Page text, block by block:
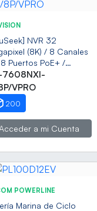
NVR 32
(8K) / 8 Canales
8 Puertos PoE+ /
/
Facial /
/ 2 Bahías de Disco
/ HDMI en 4K /
I/O
7608NXI-
VPRO
200
a mi Cuenta
POWERLINE
Marina de Ciclo